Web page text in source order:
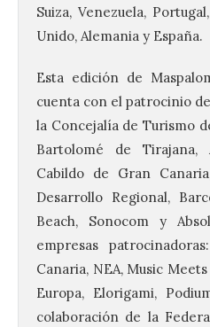
Suiza, Venezuela,
Unido, Alemania y España.
Esta edición de
cuenta con el patrocinio
la Concejalía de Turismo
Bartolomé de
Cabildo de Gran
Desarrollo Regional,
Beach, Sonocom y
empresas
Canaria, NEA, Music
Europa, Elorigami,
colaboración de la
La UPSA impulsa la
Concurso
Composición Coral
8 Ago 2026
Este
promovido por
Universitario
Sacra de la
Pontificia de
(UPSA), premiará
inéditas, destinadas a
premio de 3.000 euros. Las
podrán presentarse
noviembre. La Universidad, a